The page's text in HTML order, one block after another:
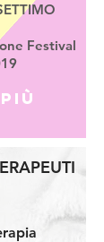
Festival